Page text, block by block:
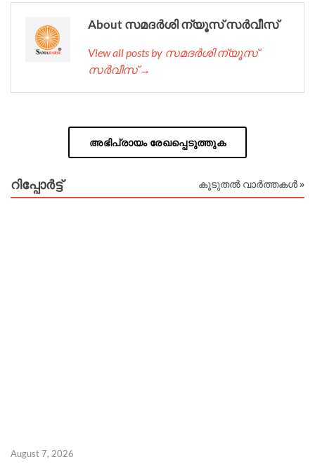
About സമദർശി ന്യൂസ് സർവീസ്
View all posts by സമദർശി ന്യൂസ്
സർവീസ് →
അഭിപ്രായം രേഖപ്പെടുത്തുക
റിപ്പോര്‍ട്ട് കൂടുതൽ വാർത്തകൾ »
August 7, 2026